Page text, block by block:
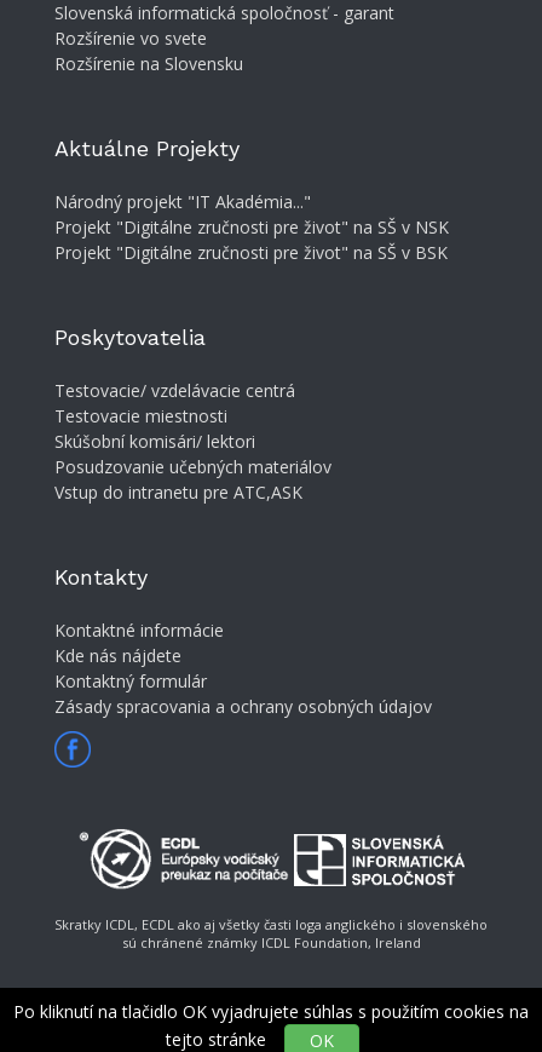
Po kliknutí na tlačidlo OK vyjadrujete súhlas s použitím cookies na
tejto stránke
OK
Slovenská informatická spoločnosť - garant
Rozšírenie vo svete
Rozšírenie na Slovensku
Aktuálne Projekty
Národný projekt "IT Akadémia..."
Projekt "Digitálne zručnosti pre život" na SŠ v NSK
Projekt "Digitálne zručnosti pre život" na SŠ v BSK
Poskytovatelia
Testovacie/ vzdelávacie centrá
Testovacie miestnosti
Skúšobní komisári/ lektori
Posudzovanie učebných materiálov
Vstup do intranetu pre ATC,ASK
Kontakty
Kontaktné informácie
Kde nás nájdete
Kontaktný formulár
Zásady spracovania a ochrany osobných údajov
Skratky ICDL, ECDL ako aj všetky časti loga anglického i slovenského
sú chránené známky ICDL Foundation, Ireland